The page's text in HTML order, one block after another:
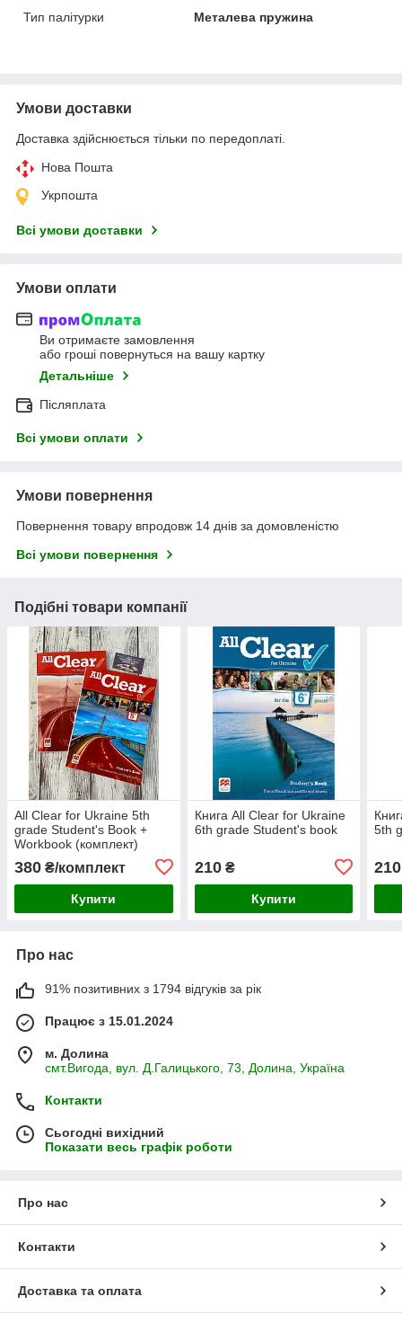
Тип палітурки
Металева пружина
Умови доставки
Доставка здійснюється тільки по передоплаті.
Нова Пошта
Укрпошта
Всі умови доставки
Умови оплати
Ви отримаєте замовлення
або гроші повернуться на вашу картку
Детальніше
Післяплата
Всі умови оплати
Умови повернення
Повернення товару впродовж 14 днів за домовленістю
Всі умови повернення
Подібні товари компанії
All Clear for Ukraine 5th
grade Student's Book +
Workbook (комплект)
380 ₴/комплект
Купити
Книга All Clear for Ukraine
6th grade Student's book
210₴
Купити
5th
210
Про нас
91% позитивних з 1794 відгуків за рік
Працює з 15.01.2024
м. Долина
смт.Вигода, вул. Д.Галицького, 73, Долина, Україна
Контакти
Сьогодні вихідний
Показати весь графік роботи
Про нас
Контакти
Доставка та оплата